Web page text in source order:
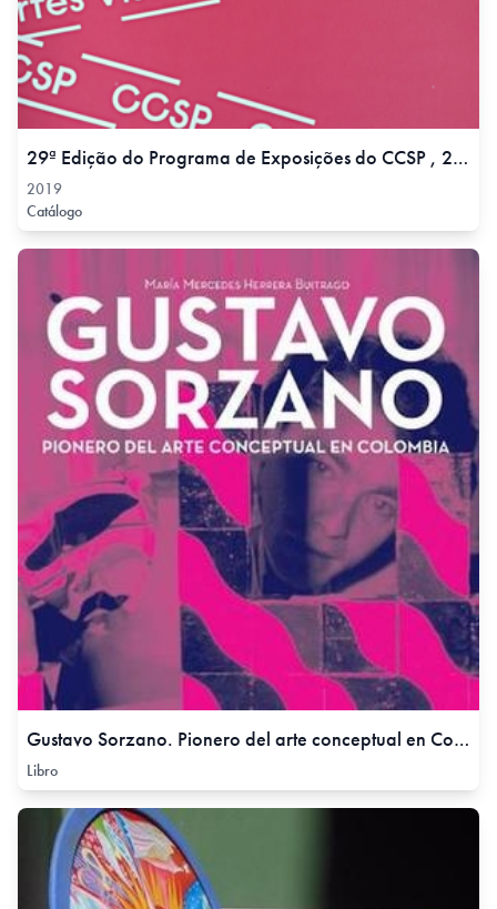
29ª Edição do Programa de Exposições do CCSP , 2019
2019
Catálogo
Gustavo Sorzano. Pionero del arte conceptual en Colombia,
Libro